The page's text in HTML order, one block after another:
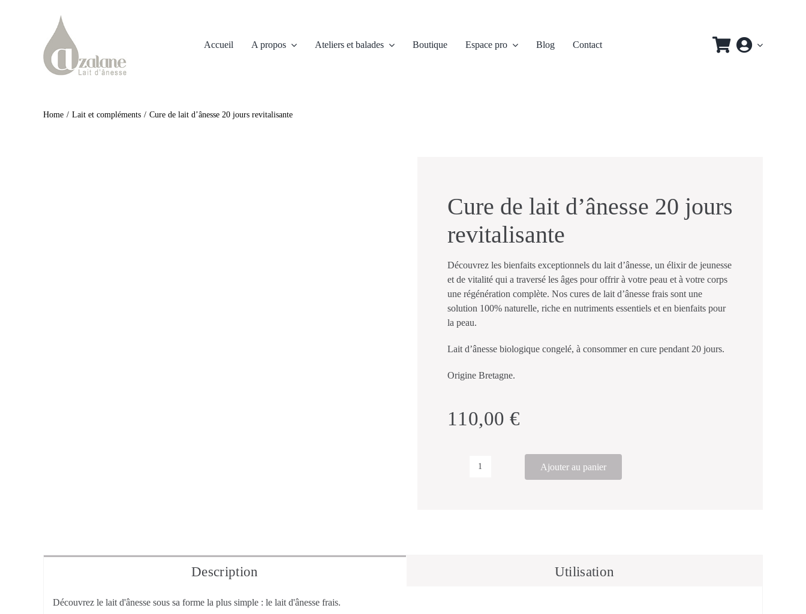
Accueil
A propos Ateliers et balades Boutique Espace pro Blog Contact
Home Lait et compléments Cure de lait d’ânesse 20 jours revitalisante
Cure de lait d’ânesse 20 jours
revitalisante
Découvrez les bienfaits exceptionnels du lait d’ânesse, un élixir de jeunesse
et de vitalité qui a traversé les âges pour offrir à votre peau et à votre corps
une régénération complète. Nos cures de lait d’ânesse frais sont une
solution 100% naturelle, riche en nutriments essentiels et en bienfaits pour
la peau.
Lait d’ânesse biologique congelé, à consommer en cure pendant 20 jours.
Origine Bretagne.
110,00€
Ajouter au panier
Description Utilisation
Découvrez le lait d'ânesse sous sa forme la plus simple : le lait d'ânesse frais.